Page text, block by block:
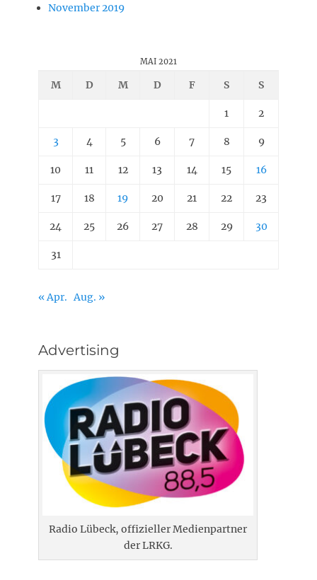
November 2019
MAI 2021
M D M D F S S
1 2
3 4 5 6 7 8 9
10 11 12 13 14 15 16
17 18 19 20 21 22 23
24 25 26 27 28 29 30
31
« Apr. Aug. »
Advertising
Radio Lübeck, offizieller Medienpartner
der LRKG.